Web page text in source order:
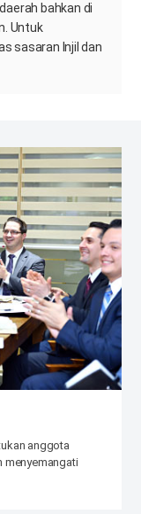
bahkan di
Untuk
sasaran Injil dan
anggota
menyemangati